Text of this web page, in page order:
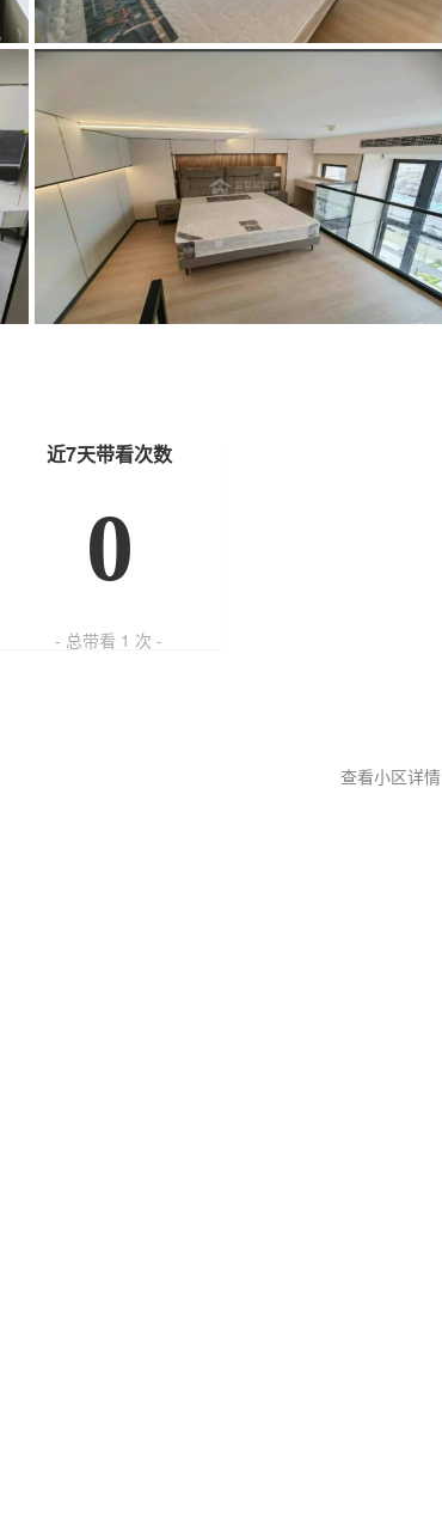
近7天带看次数
0
- 总带看 1 次 -
查看小区详情